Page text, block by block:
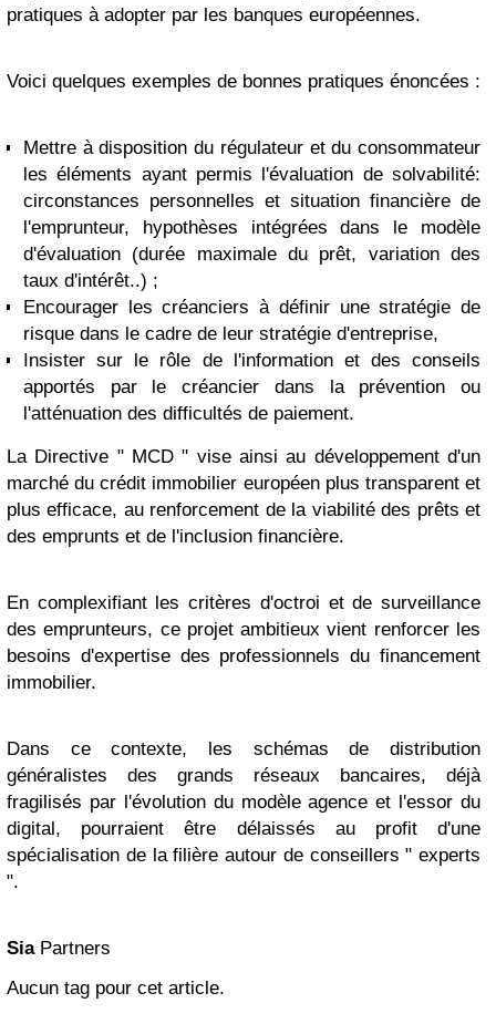
pratiques à adopter par les banques européennes.
Voici quelques exemples de bonnes pratiques énoncées :
Mettre à disposition du régulateur et du consommateur
les éléments ayant permis l'évaluation de solvabilité:
circonstances personnelles et situation financière de
l'emprunteur, hypothèses intégrées dans le modèle
d'évaluation (durée maximale du prêt, variation des
taux d'intérêt..) ;
Encourager les créanciers à définir une stratégie de
risque dans le cadre de leur stratégie d'entreprise,
Insister sur le rôle de l'information et des conseils
apportés par le créancier dans la prévention ou
l'atténuation des difficultés de paiement.
La Directive " MCD " vise ainsi au développement d'un
marché du crédit immobilier européen plus transparent et
plus efficace, au renforcement de la viabilité des prêts et
des emprunts et de l'inclusion financière.
En complexifiant les critères d'octroi et de surveillance
des emprunteurs, ce projet ambitieux vient renforcer les
besoins d'expertise des professionnels du financement
immobilier.
Dans ce contexte, les schémas de distribution
généralistes des grands réseaux bancaires, déjà
fragilisés par l'évolution du modèle agence et l'essor du
digital, pourraient être délaissés au profit d'une
spécialisation de la filière autour de conseillers " experts
".
SiaPartners
Aucun tag pour cet article.